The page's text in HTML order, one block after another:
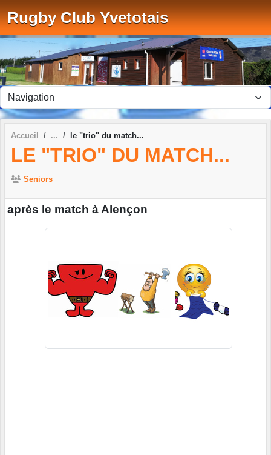
Rugby Club Yvetotais
Accueil le "trio" du match...
LE "TRIO" DU MATCH...
Seniors
après le match à Alençon